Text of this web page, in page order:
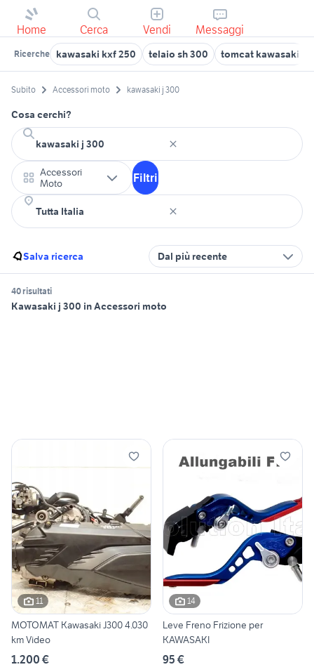
Home Cerca Vendi Messaggi
Ricerche kawasaki kxf 250 telaio sh 300 tomcat kawasaki
Subito Accessori moto kawasaki j 300
Cosa cerchi?
Accessori
Moto
Filtri
Salva ricerca Dal più recente
40 risultati
Kawasaki j 300 in Accessori moto
11
MOTOMAT Kawasaki J300 4.030
km Video
1.200 €
14
Leve Freno Frizione per
KAWASAKI
95 €